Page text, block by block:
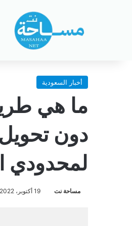
أخبار السعودية
ما هي
دون
لمحدودي
مساحة نت 19 أكتوبر، 2022